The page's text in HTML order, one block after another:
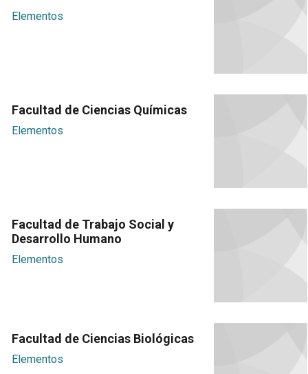
Elementos
Facultad de Ciencias Químicas
Elementos
Facultad de Trabajo Social y
Desarrollo Humano
Elementos
Facultad de Ciencias Biológicas
Elementos